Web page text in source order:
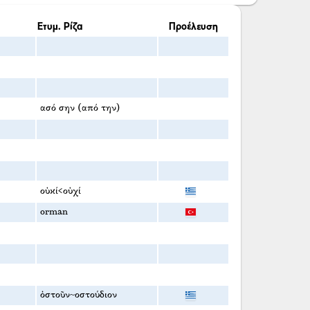
Ετυμ. Ρίζα Προέλευση
ασό σην (από την)
οὐκί<οὐχί
orman
ὀστοῦν~οστούδιον